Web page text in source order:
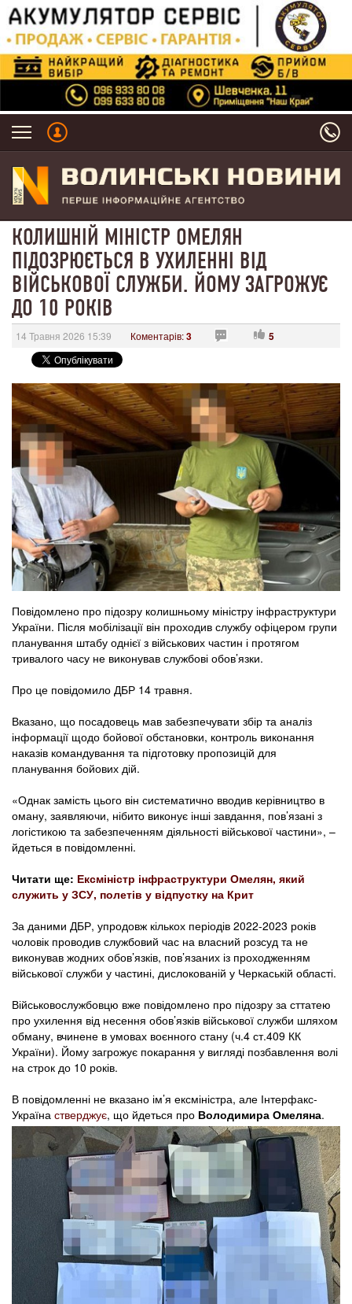
КОЛИШНІЙ МІНІСТР ОМЕЛЯН
ПІДОЗРЮЄТЬСЯ В УХИЛЕННІ ВІД
ВІЙСЬКОВОЇ СЛУЖБИ. ЙОМУ ЗАГРОЖУЄ
ДО 10 РОКІВ
14 Травня 2026 15:39 Коментарів:3 5
Повідомлено про підозру колишньому міністру інфраструктури
України. Після мобілізації він проходив службу офіцером групи
планування штабу однієї з військових частин і протягом
тривалого часу не виконував службові обов’язки.
Про це повідомило ДБР 14 травня.
Вказано, що посадовець мав забезпечувати збір та аналіз
інформації щодо бойової обстановки, контроль виконання
наказів командування та підготовку пропозицій для
планування бойових дій.
«Однак замість цього він систематично вводив керівництво в
оману, заявляючи, нібито виконує інші завдання, пов’язані з
логістикою та забезпеченням діяльності військової частини», –
йдеться в повідомленні.
Читати ще: Ексміністр інфраструктури Омелян, який
служить у ЗСУ, полетів у відпустку на Крит
За даними ДБР, упродовж кількох періодів 2022-2023 років
чоловік проводив службовий час на власний розсуд та не
виконував жодних обов’язків, пов’язаних із проходженням
військової служби у частині, дислокованій у Черкаській області.
Військовослужбовцю вже повідомлено про підозру за сттатею
про ухилення від несення обов’язків військової служби шляхом
обману, вчинене в умовах воєнного стану (ч.4 ст.409 КК
України). Йому загрожує покарання у вигляді позбавлення волі
на строк до 10 років.
В повідомленні не вказано ім’я ексміністра, але Інтерфакс-
Україна стверджує, що йдеться про Володимира Омеляна.